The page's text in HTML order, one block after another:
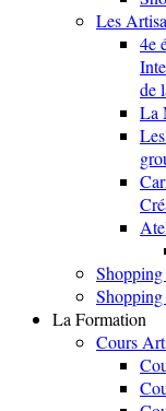
Les
4e
de
La
La Formation
Cours